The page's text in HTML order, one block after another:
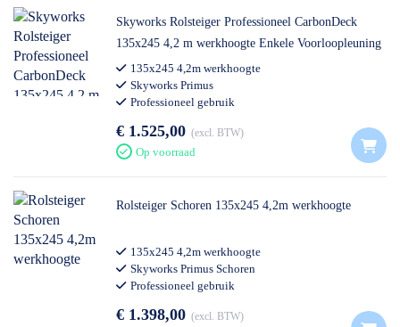
Skyworks Rolsteiger Professioneel CarbonDeck
135x245 4,2 m werkhoogte Enkele Voorloopleuning
135x245 4,2m werkhoogte
Skyworks Primus
Professioneel gebruik
€ 1.525,00 excl. BTW
Op voorraad
Rolsteiger Schoren 135x245 4,2m werkhoogte
135x245 4,2m werkhoogte
Skyworks Primus Schoren
Professioneel gebruik
€ 1.398,00 excl. BTW